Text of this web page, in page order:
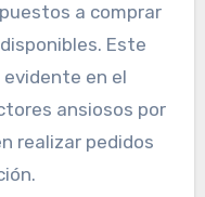
a comprar
Este
en el
ansiosos por
realizar pedidos